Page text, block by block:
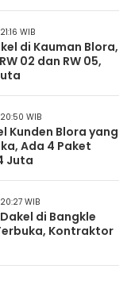
WIB
di Kauman Blora,
02 dan RW 05,
WIB
Kunden Blora yang
Ada 4 Paket
Juta
WIB
di Bangkle
Kontraktor